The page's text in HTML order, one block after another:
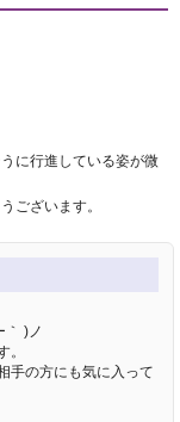
に行進している姿が微
ございます。
｀ )ノ
。
手の方にも気に入って